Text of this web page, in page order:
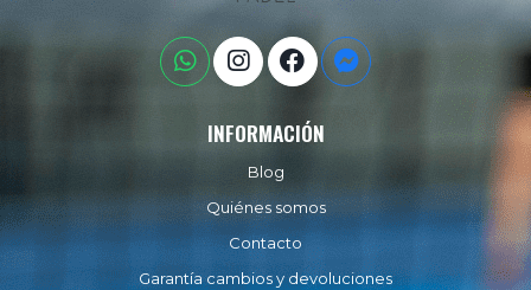
INFORMACIÓN
Blog
Quiénes somos
Contacto
Garantía cambios y devoluciones